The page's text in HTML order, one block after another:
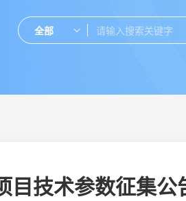
全部
目技术参数征集公